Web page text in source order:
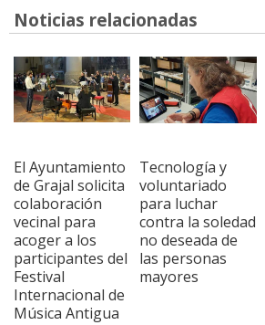
Noticias relacionadas
El Ayuntamiento
de Grajal solicita
colaboración
vecinal para
acoger a los
participantes del
Festival
Internacional de
Música Antigua
Tecnología y
voluntariado
para luchar
contra la soledad
no deseada de
las personas
mayores